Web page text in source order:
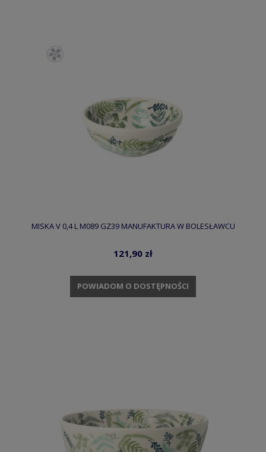
MISKA V 0,4 L M089 GZ39 MANUFAKTURA W BOLESŁAWCU
121,90 zł
POWIADOM O DOSTĘPNOŚCI